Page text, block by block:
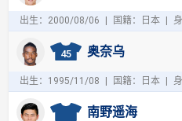
出生：2000/08/06 国籍：日本
45 奥奈乌
出生：1995/11/08 国籍：日本
南野遥海